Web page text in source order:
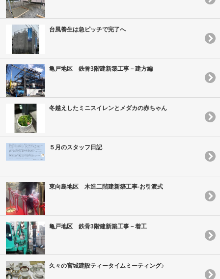
台風養生は急ピッチで完了へ
亀戸地区 鉄骨3階建新築工事－建方編
冬越えしたミニスイレンとメダカの赤ちゃん
５月のスタッフ日記
東向島地区 木造二階建新築工事-お引渡式
亀戸地区 鉄骨3階建新築工事－着工
久々の宮城建設ティータイムミーティング♪